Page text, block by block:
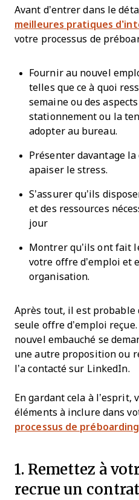
Avant d’entrer dans le
meilleures pratiques
votre processus de
Fournir au nouvel
telles que ce à quoi
semaine ou des
stationnement ou la
adopter au bureau.
Présenter davantage
apaiser le stress.
S’assurer qu’ils
et des ressources
jour
Montrer qu’ils ont fait
votre offre d’emploi et
organisation.
Après tout, il est probable
seule offre d’emploi
nouvel embauché se
une autre proposition ou
l’a contacté sur LinkedIn.
En gardant cela à l’esprit,
éléments à inclure dans
processus de préboarding
1. Remettez à
recrue un